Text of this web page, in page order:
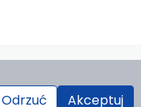
Odrzuć Akceptuj